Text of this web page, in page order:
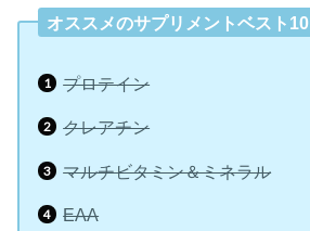
オススメのサプリメントベスト10
プロテイン
クレアチン
マルチビタミン＆ミネラル
EAA